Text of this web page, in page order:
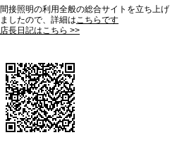
間接照明の利用全般の総合サイトを立ち上げ
ましたので、詳細はこちらです
店長日記はこちら >>